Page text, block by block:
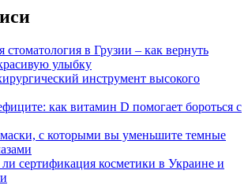
стоматология в Грузии – как вернуть
улыбку
инструмент высокого
как витамин D помогает бороться с
с которыми вы уменьшите темные
ли сертификация косметики в Украине и